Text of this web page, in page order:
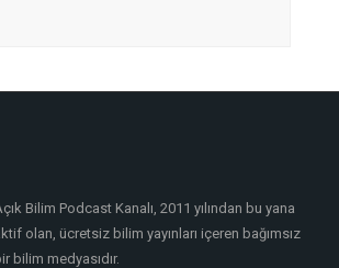
Bilim Podcast Kanalı, 2011 yılından bu yana
olan, ücretsiz bilim yayınları içeren bağımsız
bilim medyasıdır.